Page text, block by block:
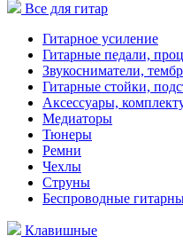
Все для гитар
Гитарное усиление
Гитарные педали,
Звукосниматели,
Гитарные стойки,
Аксессуары,
Медиаторы
Тюнеры
Ремни
Чехлы
Струны
Беспроводные
Клавишные